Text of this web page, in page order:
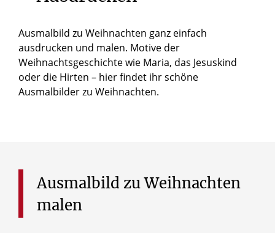
Ausmalbild zu Weihnachten ganz einfach
ausdrucken und malen. Motive der
Weihnachtsgeschichte wie Maria, das Jesuskind
oder die Hirten – hier findet ihr schöne
Ausmalbilder zu Weihnachten.
Ausmalbild zuWeihnachten
malen